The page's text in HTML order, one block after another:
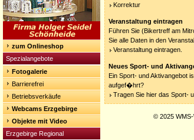
zum Onlineshop
Spezialangebote
Fotogalerie
Barrierefrei
Betriebsverkäufe
Webcams Erzgebirge
Objekte mit Video
Erzgebirge Regional
Korrektur
Veranstaltung eintragen
Führen Sie (Bikertreff am
Sie alle Daten in den
Veranstaltung eintragen.
Neues Sport- und
Ein Sport- und Aktivangebot
aufgef�hrt?
Tragen Sie hier das Sport-
© 2025